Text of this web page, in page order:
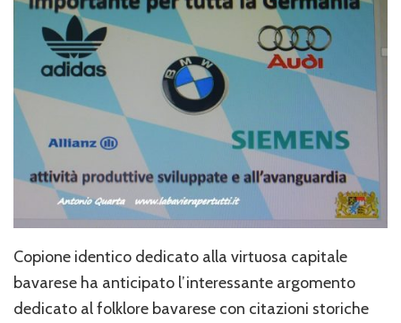
Copione identico dedicato alla virtuosa capitale
bavarese ha anticipato l’interessante argomento
dedicato al folklore bavarese con citazioni storiche